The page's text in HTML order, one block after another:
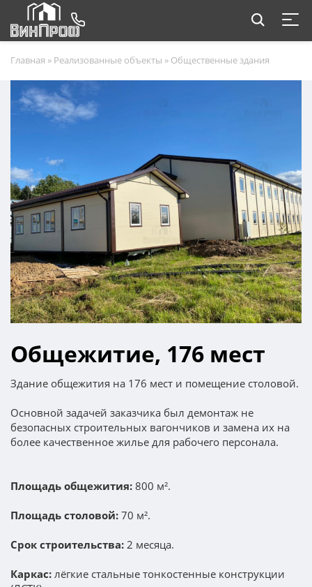
Главная » Реализованные объекты » Общественные здания
Общежитие, 176 мест
Здание общежития на 176 мест и помещение столовой.
Основной задачей заказчика был демонтаж не
безопасных строительных вагончиков и замена их на
более качественное жилье для рабочего персонала.
Площадь общежития: 800 м².
Площадь столовой: 70 м².
Срок строительства: 2 месяца.
Каркас: лёгкие стальные тонкостенные конструкции